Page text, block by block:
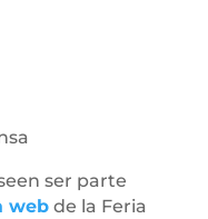
ser parte
webde la Feria